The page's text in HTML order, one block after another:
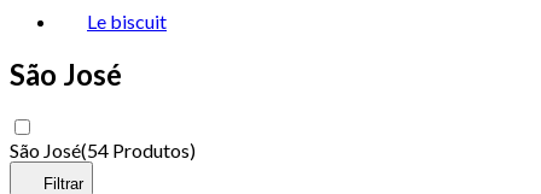
Le biscuit
São José
São José(54 Produtos)
Filtrar